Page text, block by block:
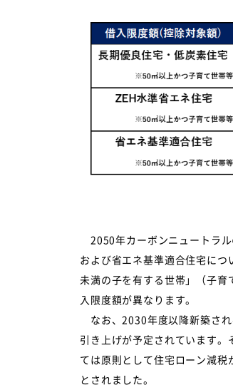
2050年カーボンニュートラ
および省エネ基準適合住宅に
未満の子を有する世帯」（子
入限度額が異なります。
なお、2030年度以降新築さ
引き上げが予定されています
ては原則として住宅ローン減
とされました。